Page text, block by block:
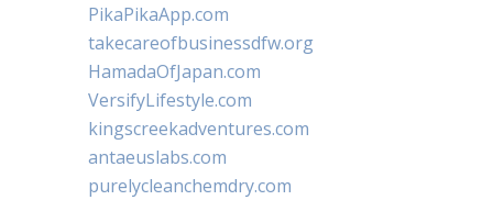
PikaPikaApp.com
takecareofbusinessdfw.org
HamadaOfJapan.com
VersifyLifestyle.com
kingscreekadventures.com
antaeuslabs.com
purelycleanchemdry.com